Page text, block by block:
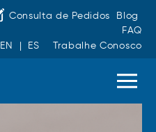
Consulta de Pedidos
Blog
FAQ
EN | ES Trabalhe Conosco